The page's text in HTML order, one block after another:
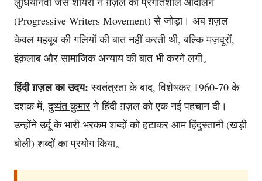
(Progressive Writers Movement) से जोड़ा। अब ग़ज़ल
केवल महबूब की गलियों की बात नहीं करती थी, बल्कि मज़दूरों,
इंक़लाब और सामाजिक अन्याय की बात भी करने लगी。
हिंदी ग़ज़ल का उदय: स्वतंत्रता के बाद, विशेषकर 1960-70 के
दशक में,दुष्यंत कुमारने हिंदी ग़ज़ल को एक नई पहचान दी।
उन्होंने उर्दू के भारी-भरकम शब्दों को हटाकर आम हिंदुस्तानी (खड़ी
बोली) शब्दों का प्रयोग किया。